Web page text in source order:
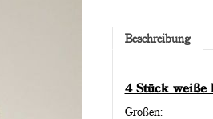
Beschreibung
4 Stück weiße
Größen: